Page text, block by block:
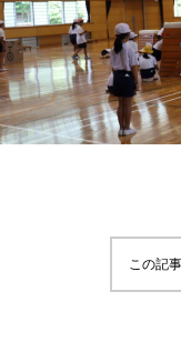
この記